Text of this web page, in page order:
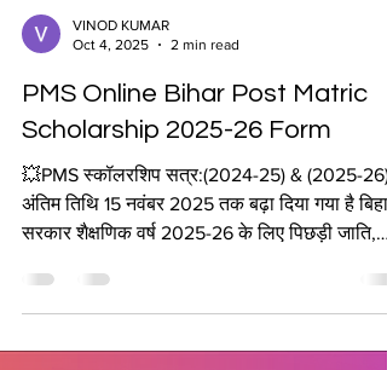
VINOD KUMAR
PMS Online Bihar Post Matric
Scholarship 2025-26 Form